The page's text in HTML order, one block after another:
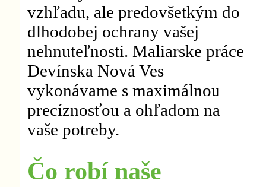
vzhľadu, ale predovšetkým do
dlhodobej ochrany vašej
nehnuteľnosti. Maliarske práce
Devínska Nová Ves
vykonávame s maximálnou
precíznosťou a ohľadom na
vaše potreby.
Čo robí naše